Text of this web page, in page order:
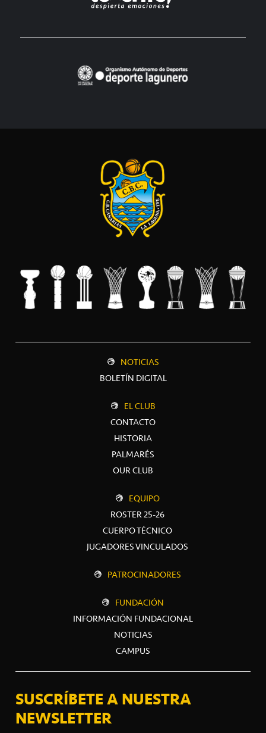
NOTICIAS
BOLETÍN DIGITAL
EL CLUB
CONTACTO
HISTORIA
PALMARÉS
OUR CLUB
EQUIPO
ROSTER 25-26
CUERPO TÉCNICO
JUGADORES VINCULADOS
PATROCINADORES
FUNDACIÓN
INFORMACIÓN FUNDACIONAL
NOTICIAS
CAMPUS
SUSCRÍBETE A NUESTRA
NEWSLETTER